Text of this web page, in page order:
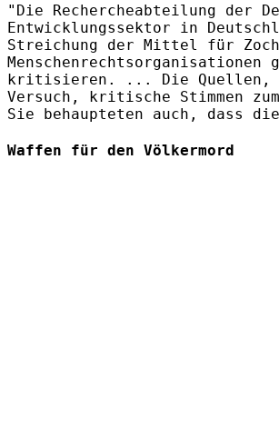
"Die Rechercheabteilung der
Entwicklungssektor in
Streichung der Mittel für
kritisieren. ... Die Quellen,
Versuch, kritische Stimmen
Sie behaupteten auch, dass
Waffen für den Völkermord